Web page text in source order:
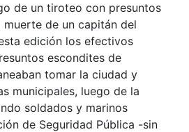
de un tiroteo con presuntos
muerte de un capitán del
edición los efectivos
escondites de
tomar la ciudad y
municipales, luego de la
soldados y marinos
de Seguridad Pública -sin